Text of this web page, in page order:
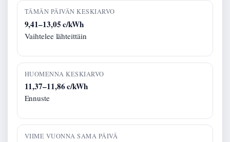
TÄMÄN PÄIVÄN KESKIARVO
9,41–13,05 c/kWh
Vaihtelee lähteittäin
HUOMENNA KESKIARVO
11,37–11,86 c/kWh
Ennuste
VIIME VUONNA SAMA PÄIVÄ